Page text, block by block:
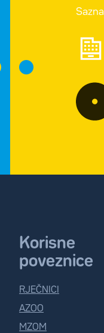
Korisne
poveznice
RJEČNICI
AZOO
MZOM